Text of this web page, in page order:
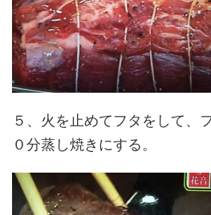
５、火を止めてフタをして、
０分蒸し焼きにする。